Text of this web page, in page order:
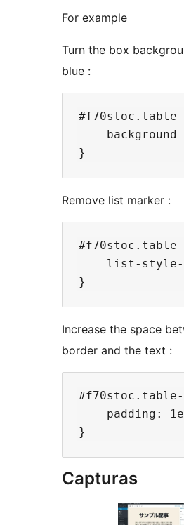
For example
Turn the box
blue :
Remove list marker :
list-style-
Increase the space
border and the text :
padding:
Capturas